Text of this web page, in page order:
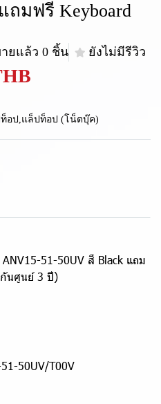
ถมฟรี Keyboard
ยแล้ว 0 ชิ้น ยังไม่มีรีวิว
อป ,แล็ปท็อป (โน็ตบุ๊ค)
51-50UV สี Black แถม
กันศูนย์ 3 ปี)
50UV/T00V